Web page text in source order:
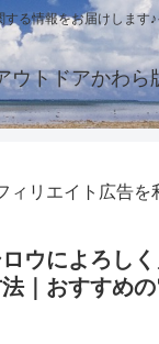
する情報をお届けします
ウトドアかわら
ィリエイト広告を
ウによろし
｜おすすめ